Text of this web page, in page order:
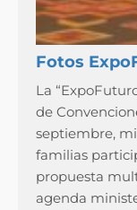
Fotos
La
de
septiembre,
familias
propuesta
agenda